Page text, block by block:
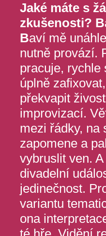
Jaké máte s
zkušenosti?
Baví mě
nutně provází.
pracuje, rychle
úplně
překvapit
improvizací.
mezi řádky, na
zapomene a
vybruslit ven.
divadelní
jedinečnost.
variantu
ona